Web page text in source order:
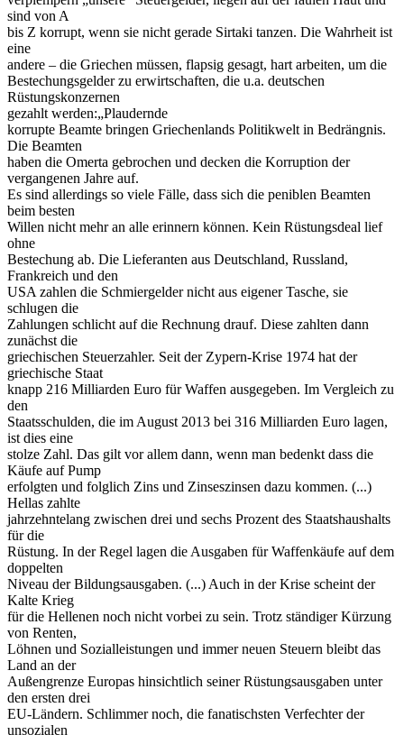
sind von A
bis Z korrupt, wenn sie nicht gerade Sirtaki tanzen. Die Wahrheit ist
eine
andere – die Griechen müssen, flapsig gesagt, hart arbeiten, um die
Bestechungsgelder zu erwirtschaften, die u.a. deutschen
Rüstungskonzernen
gezahlt werden:„Plaudernde
korrupte Beamte bringen Griechenlands Politikwelt in Bedrängnis.
Die Beamten
haben die Omerta gebrochen und decken die Korruption der
vergangenen Jahre auf.
Es sind allerdings so viele Fälle, dass sich die peniblen Beamten
beim besten
Willen nicht mehr an alle erinnern können. Kein Rüstungsdeal lief
ohne
Bestechung ab. Die Lieferanten aus Deutschland, Russland,
Frankreich und den
USA zahlen die Schmiergelder nicht aus eigener Tasche, sie
schlugen die
Zahlungen schlicht auf die Rechnung drauf. Diese zahlten dann
zunächst die
griechischen Steuerzahler. Seit der Zypern-Krise 1974 hat der
griechische Staat
knapp 216 Milliarden Euro für Waffen ausgegeben. Im Vergleich zu
den
Staatsschulden, die im August 2013 bei 316 Milliarden Euro lagen,
ist dies eine
stolze Zahl. Das gilt vor allem dann, wenn man bedenkt dass die
Käufe auf Pump
erfolgten und folglich Zins und Zinseszinsen dazu kommen. (...)
Hellas zahlte
jahrzehntelang zwischen drei und sechs Prozent des Staatshaushalts
für die
Rüstung. In der Regel lagen die Ausgaben für Waffenkäufe auf dem
doppelten
Niveau der Bildungsausgaben. (...) Auch in der Krise scheint der
Kalte Krieg
für die Hellenen noch nicht vorbei zu sein. Trotz ständiger Kürzung
von Renten,
Löhnen und Sozialleistungen und immer neuen Steuern bleibt das
Land an der
Außengrenze Europas hinsichtlich seiner Rüstungsausgaben unter
den ersten drei
EU-Ländern. Schlimmer noch, die fanatischsten Verfechter der
unsozialen